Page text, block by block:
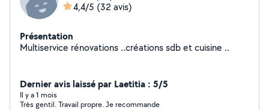
4,4/5 (32 avis)
Présentation
Multiservice rénovations ..créations sdb et cuisine ..
Dernier avis laissé par Laetitia : 5/5
Il y a 1 mois
Très gentil. Travail propre. Je recommande